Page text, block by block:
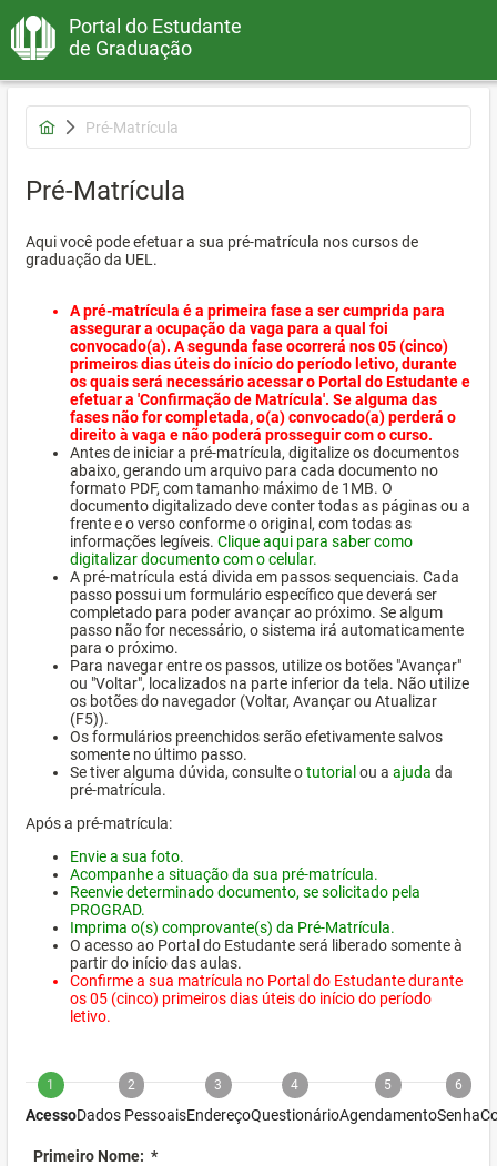
Portal do Estudante
de Graduação
Pré-Matrícula
Pré-Matrícula
Aqui você pode efetuar a sua pré-matrícula nos cursos de
graduação da UEL.
A pré-matrícula é a primeira fase a ser cumprida para
assegurar a ocupação da vaga para a qual foi
convocado(a). A segunda fase ocorrerá nos 05 (cinco)
primeiros dias úteis do início do período letivo, durante
os quais será necessário acessar o Portal do Estudante e
efetuar a 'Confirmação de Matrícula'. Se alguma das
fases não for completada, o(a) convocado(a) perderá o
direito à vaga e não poderá prosseguir com o curso.
Antes de iniciar a pré-matrícula, digitalize os documentos
abaixo, gerando um arquivo para cada documento no
formato PDF, com tamanho máximo de 1MB. O
documento digitalizado deve conter todas as páginas ou a
frente e o verso conforme o original, com todas as
informações legíveis. Clique aqui para saber como
digitalizar documento com o celular.
A pré-matrícula está divida em passos sequenciais. Cada
passo possui um formulário específico que deverá ser
completado para poder avançar ao próximo. Se algum
passo não for necessário, o sistema irá automaticamente
para o próximo.
Para navegar entre os passos, utilize os botões "Avançar"
ou "Voltar", localizados na parte inferior da tela. Não utilize
os botões do navegador (Voltar, Avançar ou Atualizar
(F5)).
Os formulários preenchidos serão efetivamente salvos
somente no último passo.
Se tiver alguma dúvida, consulte otutorial ou a ajuda da
pré-matrícula.
Após a pré-matrícula:
Envie a sua foto.
Acompanhe a situação da sua pré-matrícula.
Reenvie determinado documento, se solicitado pela
PROGRAD.
Imprima o(s) comprovante(s) da Pré-Matrícula.
O acesso ao Portal do Estudante será liberado somente à
partir do início das aulas.
Confirme a sua matrícula no Portal do Estudante durante
os 05 (cinco) primeiros dias úteis do início do período
letivo.
1
Acesso
2
Dados Pessoais
3
Endereço
4
Questionário
5
Agendamento
6
Senha
Primeiro Nome: *